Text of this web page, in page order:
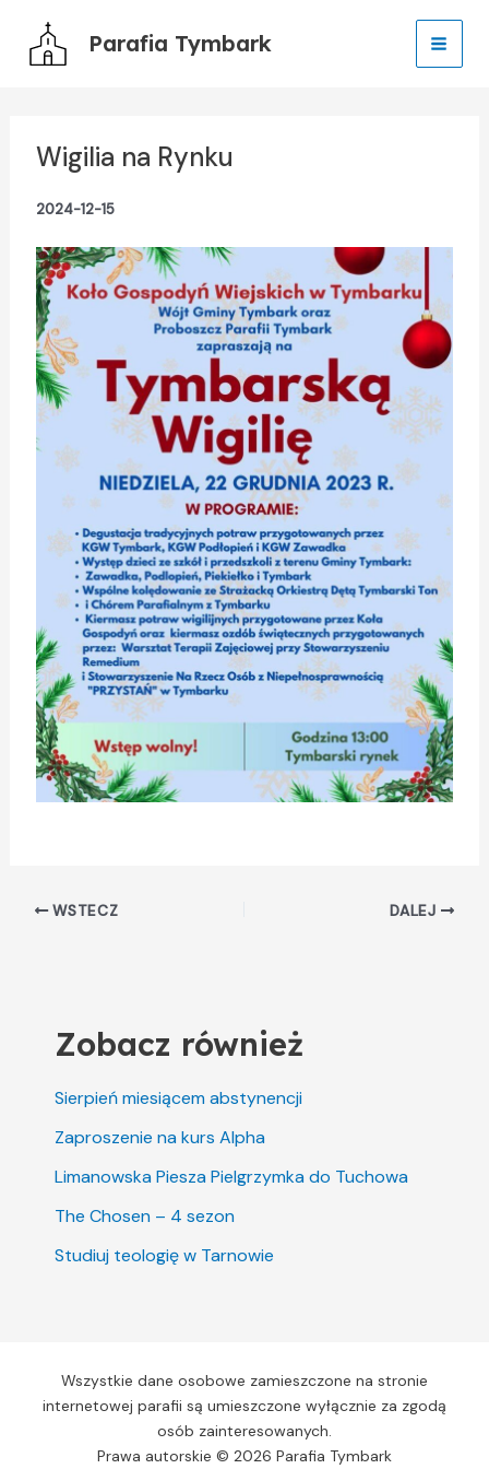
Parafia Tymbark
Wigilia na Rynku
2024-12-15
WSTECZ DALEJ
Zobacz również
Sierpień miesiącem abstynencji
Zaproszenie na kurs Alpha
Limanowska Piesza Pielgrzymka do Tuchowa
The Chosen – 4 sezon
Studiuj teologię w Tarnowie
Wszystkie dane osobowe zamieszczone na stronie
internetowej parafii są umieszczone wyłącznie za zgodą
osób zainteresowanych.
Prawa autorskie © 2026 Parafia Tymbark